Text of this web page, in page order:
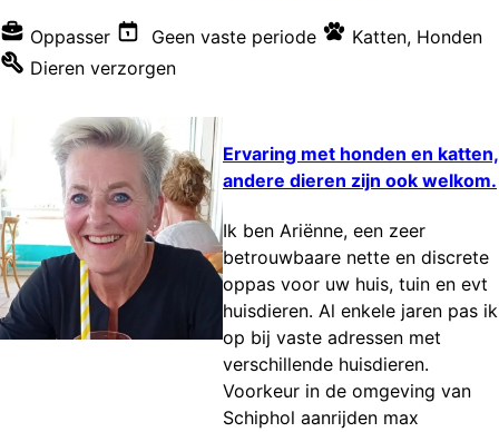
Oppasser Geen vaste periode Katten, Honden
Dieren verzorgen
Ervaring met honden en katten,
andere dieren zijn ook welkom.
Ik ben Ariënne, een zeer
betrouwbaare nette en discrete
oppas voor uw huis, tuin en evt
huisdieren. Al enkele jaren pas ik
op bij vaste adressen met
verschillende huisdieren.
Voorkeur in de omgeving van
Schiphol aanrijden max